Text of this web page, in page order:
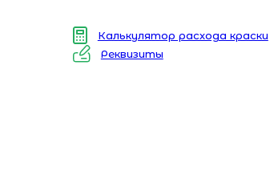
Калькулятор расхода краски
Реквизиты